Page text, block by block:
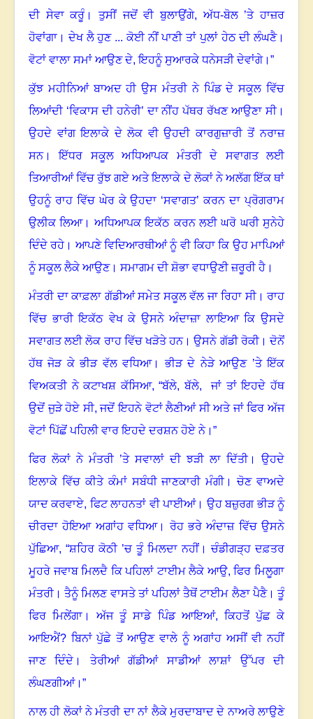
ਦੀ ਸੇਵਾ ਕਰੂੰ। ਤੁਸੀਂ ਜਦੋਂ ਵੀ ਬੁਲਾਉਂਗੇ, ਅੱਧ-ਬੋਲ ’ਤੇ ਹਾਜ਼ਰ
ਹੋਵਾਂਗਾ। ਦੇਖ ਲੈ ਹੁਣ ... ਕੋਈ ਨੀਂ ਪਾਣੀ ਤਾਂ ਪੁਲਾਂ ਹੇਠ ਦੀ ਲੰਘਣੈ।
ਵੋਟਾਂ ਵਾਲਾ ਸਮਾਂ ਆਉਣ ਦੇ, ਇਹਨੂੰ ਸੁਆਰਕੇ ਧਨੇਸੜੀ ਦੇਵਾਂਗੇ।”
ਕੁੱਝ ਮਹੀਨਿਆਂ ਬਾਅਦ ਹੀ ਉਸ ਮੰਤਰੀ ਨੇ ਪਿੰਡ ਦੇ ਸਕੂਲ ਵਿੱਚ
ਲਿਆਂਦੀ ‘ਵਿਕਾਸ ਦੀ ਹਨੇਰੀ’ ਦਾ ਨੀਂਹ ਪੱਥਰ ਰੱਖਣ ਆਉਣਾ ਸੀ।
ਉਹਦੇ ਵਾਂਗ ਇਲਾਕੇ ਦੇ ਲੋਕ ਵੀ ਉਹਦੀ ਕਾਰਗੁਜ਼ਾਰੀ ਤੋਂ ਨਰਾਜ਼
ਸਨ। ਇੱਧਰ ਸਕੂਲ ਅਧਿਆਪਕ ਮੰਤਰੀ ਦੇ ਸਵਾਗਤ ਲਈ
ਤਿਆਰੀਆਂ ਵਿੱਚ ਰੁੱਝ ਗਏ ਅਤੇ ਇਲਾਕੇ ਦੇ ਲੋਕਾਂ ਨੇ ਅਲੱਗ ਇੱਕ ਥਾਂ
ਉਹਨੂੰ ਰਾਹ ਵਿੱਚ ਘੇਰ ਕੇ ਉਹਦਾ ‘ਸਵਾਗਤ’ ਕਰਨ ਦਾ ਪ੍ਰੋਗਰਾਮ
ਉਲੀਕ ਲਿਆ। ਅਧਿਆਪਕ ਇਕੱਠ ਕਰਨ ਲਈ ਘਰੋ ਘਰੀ ਸੁਨੇਹੇ
ਦਿੰਦੇ ਰਹੇ। ਆਪਣੇ ਵਿਦਿਆਰਥੀਆਂ ਨੂੰ ਵੀ ਕਿਹਾ ਕਿ ਉਹ ਮਾਪਿਆਂ
ਨੂੰ ਸਕੂਲ ਲੈਕੇ ਆਉਣ। ਸਮਾਗਮ ਦੀ ਸ਼ੋਭਾ ਵਧਾਉਣੀ ਜ਼ਰੂਰੀ ਹੈ।
ਮੰਤਰੀ ਦਾ ਕਾਫ਼ਲਾ ਗੱਡੀਆਂ ਸਮੇਤ ਸਕੂਲ ਵੱਲ ਜਾ ਰਿਹਾ ਸੀ। ਰਾਹ
ਵਿੱਚ ਭਾਰੀ ਇਕੱਠ ਵੇਖ ਕੇ ਉਸਨੇ ਅੰਦਾਜ਼ਾ ਲਾਇਆ ਕਿ ਉਸਦੇ
ਸਵਾਗਤ ਲਈ ਲੋਕ ਰਾਹ ਵਿੱਚ ਖੜੋਤੇ ਹਨ। ਉਸਨੇ ਗੱਡੀ ਰੋਕੀ। ਦੋਨੋਂ
ਹੱਥ ਜੋੜ ਕੇ ਭੀੜ ਵੱਲ ਵਧਿਆ। ਭੀੜ ਦੇ ਨੇੜੇ ਆਉਣ ’ਤੇ ਇੱਕ
ਵਿਅਕਤੀ ਨੇ ਕਟਾਖਸ਼ ਕੱਸਿਆ, “ਬੱਲੇ,ਬੱਲੇ,ਜਾਂ ਤਾਂ ਇਹਦੇ ਹੱਥ
ਉਦੋਂ ਜੁੜੇ ਹੋਏ ਸੀ,ਜਦੋਂ ਇਹਨੇ ਵੋਟਾਂ ਲੈਣੀਆਂ ਸੀ ਅਤੇ ਜਾਂ ਫਿਰ ਅੱਜ
ਵੋਟਾਂ ਪਿੱਛੋਂ ਪਹਿਲੀ ਵਾਰ ਇਹਦੇ ਦਰਸ਼ਨ ਹੋਏ ਨੇ।”
ਫਿਰ ਲੋਕਾਂ ਨੇ ਮੰਤਰੀ ’ਤੇ ਸਵਾਲਾਂ ਦੀ ਝੜੀ ਲਾ ਦਿੱਤੀ। ਉਹਦੇ
ਇਲਾਕੇ ਵਿੱਚ ਕੀਤੇ ਕੰਮਾਂ ਸਬੰਧੀ ਜਾਣਕਾਰੀ ਮੰਗੀ। ਚੋਣ ਵਾਅਦੇ
ਯਾਦ ਕਰਵਾਏ, ਫਿਟ ਲਾਹਨਤਾਂ ਵੀ ਪਾਈਆਂ। ਉਹ ਬਜ਼ੁਰਗ ਭੀੜ ਨੂੰ
ਚੀਰਦਾ ਹੋਇਆ ਅਗਾਂਹ ਵਧਿਆ। ਰੋਹ ਭਰੇ ਅੰਦਾਜ਼ ਵਿੱਚ ਉਸਨੇ
ਪੁੱਛਿਆ, “ਸ਼ਹਿਰ ਕੋਠੀ ’ਚ ਤੂੰ ਮਿਲਦਾ ਨਹੀਂ। ਚੰਡੀਗੜ੍ਹ ਦਫ਼ਤਰ
ਮੂਹਰੇ ਜਵਾਬ ਮਿਲਦੈ ਕਿ ਪਹਿਲਾਂ ਟਾਈਮ ਲੈਕੇ ਆਉ, ਫਿਰ ਮਿਲੂਗਾ
ਮੰਤਰੀ। ਤੈਨੂੰ ਮਿਲਣ ਵਾਸਤੇ ਤਾਂ ਪਹਿਲਾਂ ਤੈਥੋਂ ਟਾਈਮ ਲੈਣਾ ਪੈਣੈ। ਤੂੰ
ਫਿਰ ਮਿਲੇਂਗਾ। ਅੱਜ ਤੂੰ ਸਾਡੇ ਪਿੰਡ ਆਇਆਂ, ਕਿਹਤੋਂ ਪੁੱਛ ਕੇ
ਆਇਐਂ? ਬਿਨਾਂ ਪੁੱਛੇ ਤੋਂ ਆਉਣ ਵਾਲੇ ਨੂੰ ਅਗਾਂਹ ਅਸੀਂ ਵੀ ਨਹੀਂ
ਜਾਣ ਦਿੰਦੇ। ਤੇਰੀਆਂ ਗੱਡੀਆਂ ਸਾਡੀਆਂ ਲਾਸ਼ਾਂ ਉੱਪਰ ਦੀ
ਲੰਘਣਗੀਆਂ।”
ਨਾਲ ਹੀ ਲੋਕਾਂ ਨੇ ਮੰਤਰੀ ਦਾ ਨਾਂ ਲੈਕੇ ਮੁਰਦਾਬਾਦ ਦੇ ਨਾਅਰੇ ਲਾਉਣੇ